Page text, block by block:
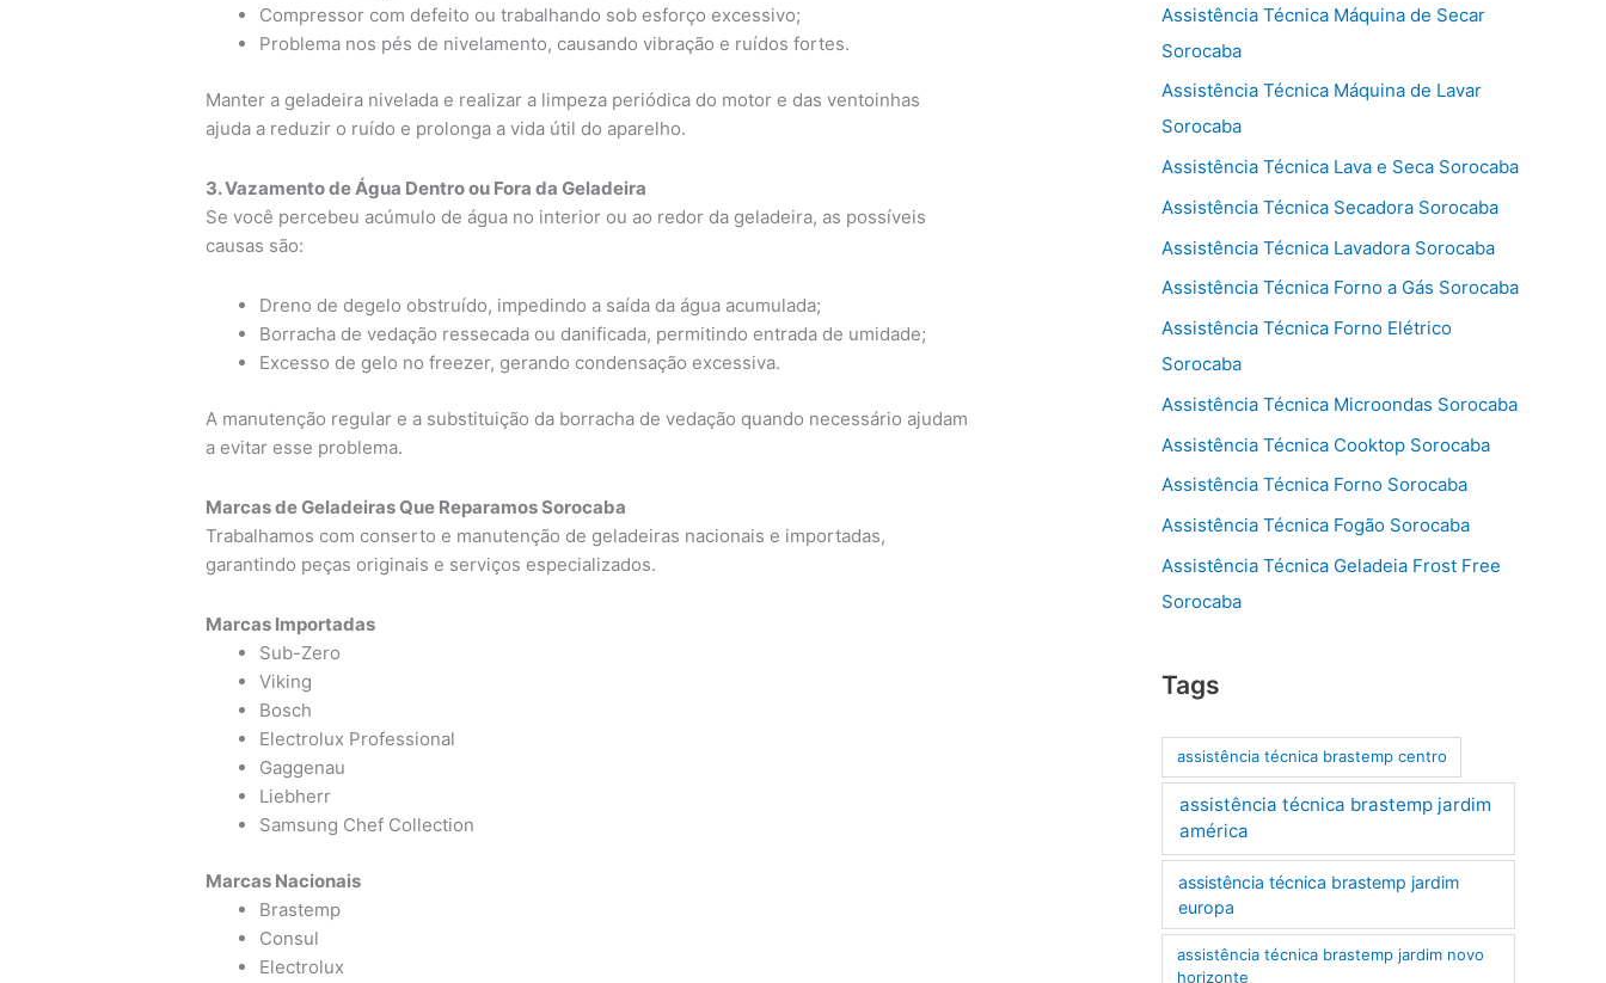
Compressor com defeito ou trabalhando sob esforço excessivo;
Problema nos pés de nivelamento, causando vibração e ruídos fortes.
Manter a geladeira nivelada e realizar a limpeza periódica do motor e das ventoinhas
ajuda a reduzir o ruído e prolonga a vida útil do aparelho.
3. Vazamento de Água Dentro ou Fora da Geladeira
Se você percebeu acúmulo de água no interior ou ao redor da geladeira, as possíveis
causas são:
Dreno de degelo obstruído, impedindo a saída da água acumulada;
Borracha de vedação ressecada ou danificada, permitindo entrada de umidade;
Excesso de gelo no freezer, gerando condensação excessiva.
A manutenção regular e a substituição da borracha de vedação quando necessário ajudam
a evitar esse problema.
Marcas de Geladeiras Que Reparamos Sorocaba
Trabalhamos com conserto e manutenção de geladeiras nacionais e importadas,
garantindo peças originais e serviços especializados.
Marcas Importadas
Sub-Zero
Viking
Bosch
Electrolux Professional
Gaggenau
Liebherr
Samsung Chef Collection
Marcas Nacionais
Brastemp
Consul
Electrolux
Assistência Técnica Máquina de Secar
Sorocaba
Assistência Técnica Máquina de Lavar
Sorocaba
Assistência Técnica Lava e Seca Sorocaba
Assistência Técnica Secadora Sorocaba
Assistência Técnica Lavadora Sorocaba
Assistência Técnica Forno a Gás Sorocaba
Assistência Técnica Forno Elétrico
Sorocaba
Assistência Técnica Microondas Sorocaba
Assistência Técnica Cooktop Sorocaba
Assistência Técnica Forno Sorocaba
Assistência Técnica Fogão Sorocaba
Assistência Técnica Geladeia Frost Free
Sorocaba
Tags
assistência técnica brastemp centro
assistência técnica brastemp jardim
américa
assistência técnica brastemp jardim
europa
assistência técnica brastemp jardim novo
horizonte